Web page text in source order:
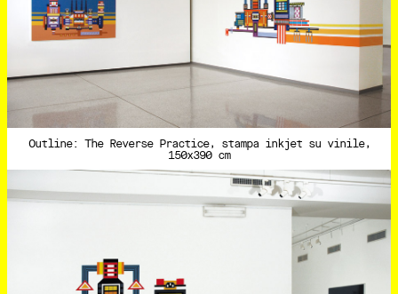
Outline: The Reverse Practice, stampa inkjet su vinile,
150x390 cm